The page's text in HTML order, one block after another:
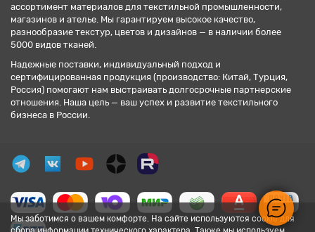
Мы заботимся о вашем комфорте. На сайте используются cookie для
ассортимент материалов для текстильной промышленности,
магазинов и ателье. Мы гарантируем высокое качество,
разнообразие текстур, цветов и дизайнов — в наличии более
5000 видов тканей.
Надежные поставки, индивидуальный подход и
сертифицированная продукция (производство: Китай, Турция,
Россия) помогают нам выстраивать долгосрочные партнерские
отношения. Наша цель — ваш успех и развитие текстильного
бизнеса в России.